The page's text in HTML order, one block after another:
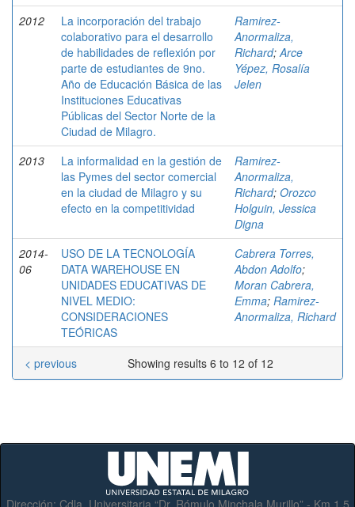
2012
La incorporación del trabajo
colaborativo para el desarrollo
de habilidades de reflexión por
parte de estudiantes de 9no.
Año de Educación Básica de las
Instituciones Educativas
Públicas del Sector Norte de la
Ciudad de Milagro.
Ramirez-
Anormaliza,
Richard; Arce
Yépez, Rosalía
Jelen
2013
La informalidad en la gestión de
las Pymes del sector comercial
en la ciudad de Milagro y su
efecto en la competitividad
Ramirez-
Anormaliza,
Richard; Orozco
Holguin, Jessica
Digna
2014-
06
USO DE LA TECNOLOGÍA
DATA WAREHOUSE EN
UNIDADES EDUCATIVAS DE
NIVEL MEDIO:
CONSIDERACIONES
TEÓRICAS
Cabrera Torres,
Abdon Adolfo;
Moran Cabrera,
Emma; Ramirez-
Anormaliza, Richard
Showing results 6 to 12 of 12
< previous
Dirección: Cdla. Universitaria “Dr. Rómulo Minchala Murillo” - Km.1.5